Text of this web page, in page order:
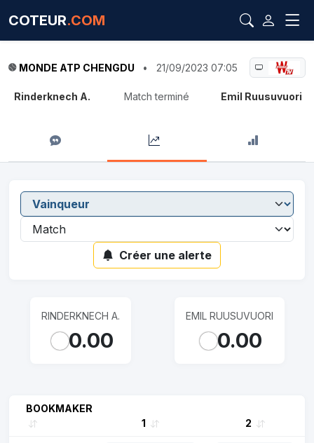
COTEUR.COM
MONDE ATP CHENGDU • 21/09/2023 07:05
Rinderknech A. Match terminé Emil Ruusuvuori
Créer une alerte
RINDERKNECH A.
0.00
EMIL RUUSUVUORI
0.00
BOOKMAKER
1
2